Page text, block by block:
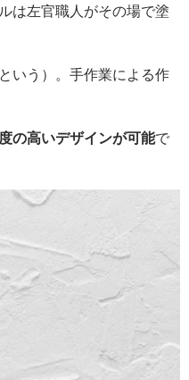
は左官職人がその場で塗
いう）。手作業による作
の高いデザインが可能で